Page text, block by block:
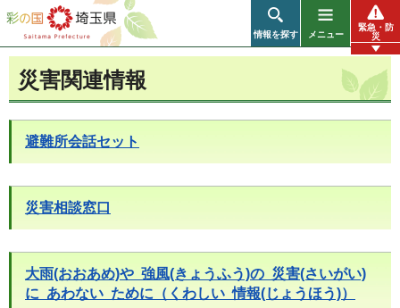
彩の国 埼玉県
情報を探す メニュー
緊急・防
災
災害関連情報
避難所会話セット
災害相談窓口
大雨(おおあめ)や 強風(きょうふう)の 災害(さいがい)
に あわない ために（くわしい 情報(じょうほう)）